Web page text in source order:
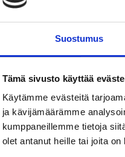
Suostumus
Tämä sivusto käyttää
Käytämme evästeitä
ja kävijämäärämme
kumppaneillemme tietoja
olet antanut heille tai joita
manifests.extensions
manifests.tabs
pll_language [x2]